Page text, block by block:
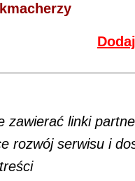
zawierać linki
rozwój serwisu i